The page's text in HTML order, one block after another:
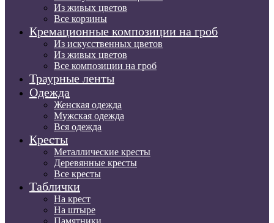
Из живых цветов
Все корзины
Кремационные композиции на гроб
Из искусственных цветов
Из живых цветов
Все композиции на гроб
Траурные ленты
Одежда
Женская одежда
Мужская одежда
Вся одежда
Кресты
Металлические кресты
Деревянные кресты
Все кресты
Таблички
На крест
На штыре
Памятники